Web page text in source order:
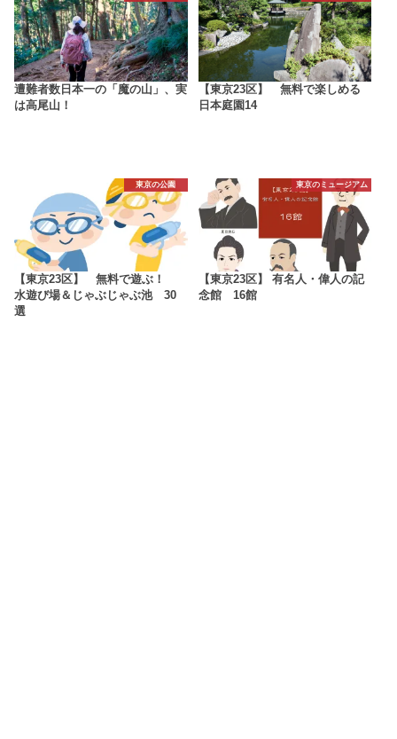
遭難者数日本一の「魔の山」、実
は高尾山！
【東京23区】 無料で楽しめる
日本庭園14
東京の公園
【東京23区】 無料で遊ぶ！
水遊び場＆じゃぶじゃぶ池 30
選
東京のミュージアム
【東京23区】 有名人・偉人の記
念館 16館